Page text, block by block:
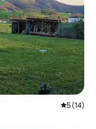
5 (14)